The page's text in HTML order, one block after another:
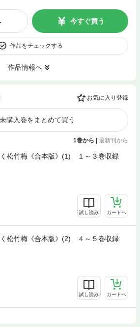
今すぐ買う
作品をチェックする
作品情報へ
お気に入り登録
未購入巻をまとめて買う
1巻から | 最新刊から
松竹梅《合本版》(1) １～３巻収録
試し読み カートへ
松竹梅《合本版》(2) ４～５巻収録
試し読み カートへ